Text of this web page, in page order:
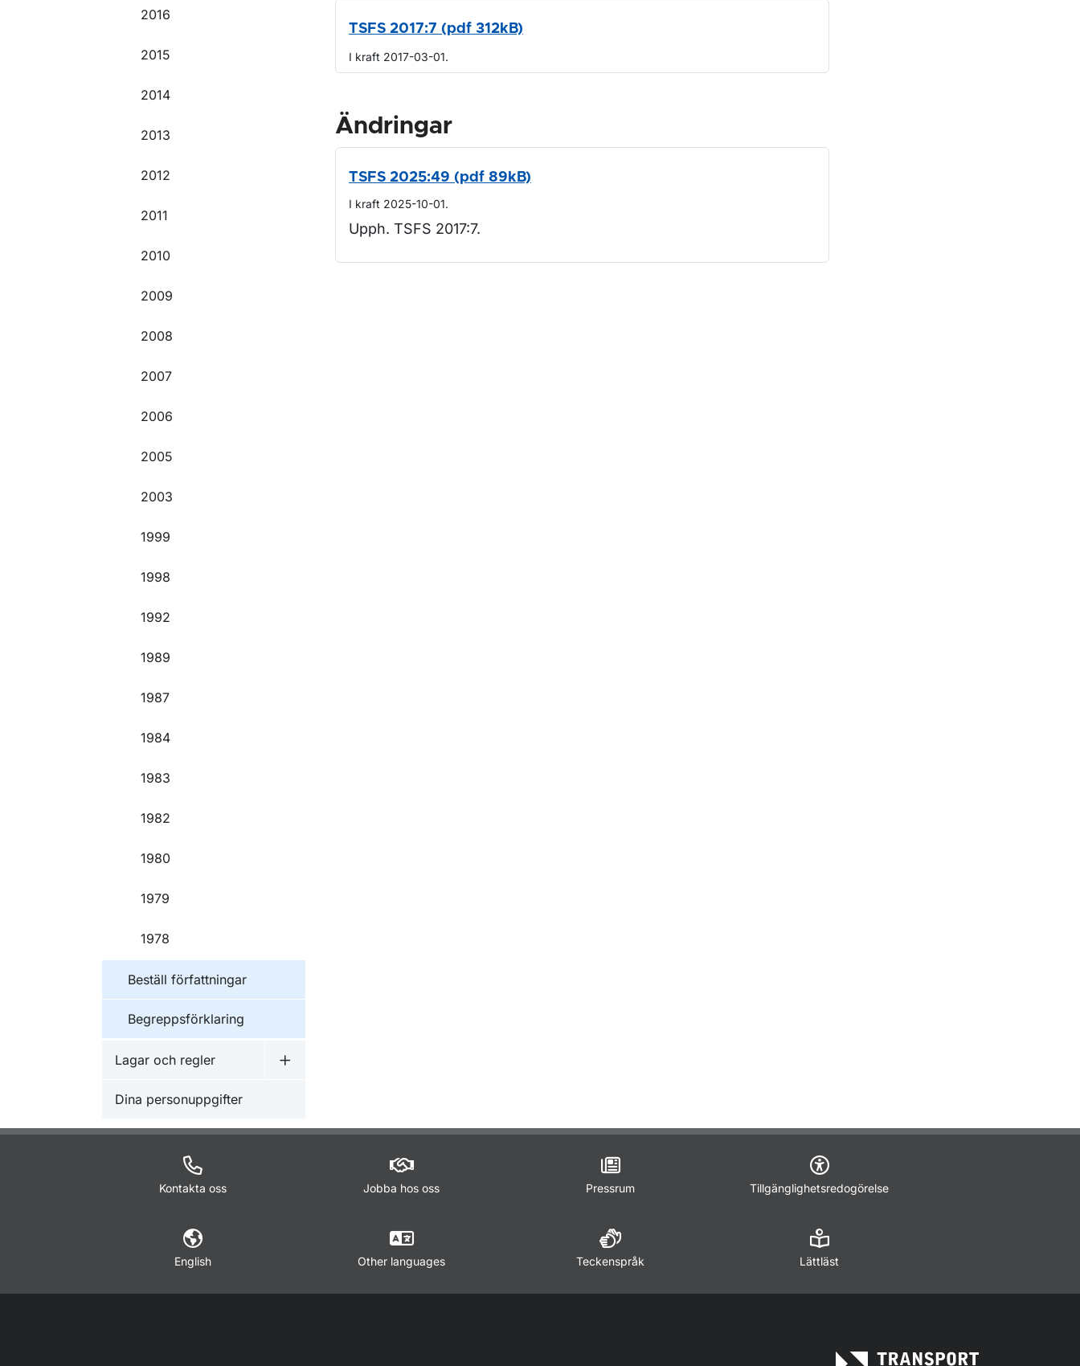
2016
2015
2014
2013
2012
2011
2010
2009
2008
2007
2006
2005
2003
1999
1998
1992
1989
1987
1984
1983
1982
1980
1979
1978
Beställ författningar
Begreppsförklaring
Lagar och regler
Undermeny för Lagar och regler
Dina personuppgifter
TSFS 2017:7 (pdf 312kB)
I kraft 2017-03-01.
Ändringar
TSFS 2025:49 (pdf 89kB)
I kraft 2025-10-01.
Upph. TSFS 2017:7.
Kontakta oss Jobba hos oss Pressrum Tillgänglighetsredogörelse
English Other languages Teckenspråk Lättläst